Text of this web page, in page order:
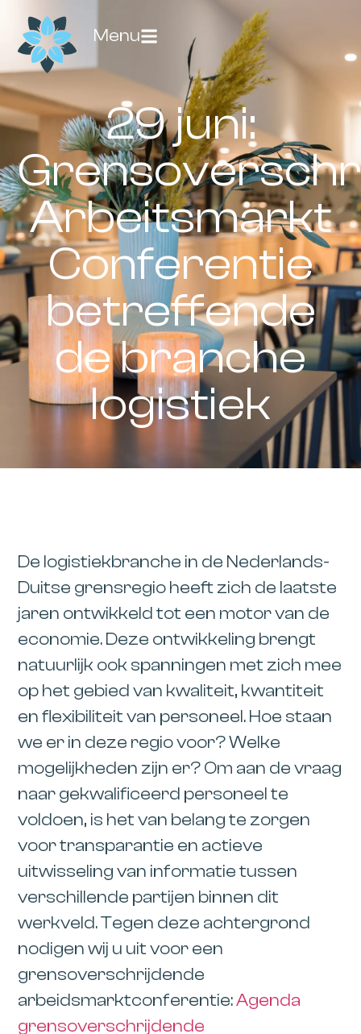
Menu
29 juni:
Arbeitsmarkt
Conferentie
betreffende
de branche
logistiek
De logistiekbranche in de Nederlands-
Duitse grensregio heeft zich de laatste
jaren ontwikkeld tot een motor van de
economie. Deze ontwikkeling brengt
natuurlijk ook spanningen met zich mee
op het gebied van kwaliteit, kwantiteit
en flexibiliteit van personeel. Hoe staan
we er in deze regio voor? Welke
mogelijkheden zijn er? Om aan de vraag
naar gekwalificeerd personeel te
voldoen, is het van belang te zorgen
voor transparantie en actieve
uitwisseling van informatie tussen
verschillende partijen binnen dit
werkveld. Tegen deze achtergrond
nodigen wij u uit voor een
grensoverschrijdende
arbeidsmarktconferentie:Agenda
grensoverschrijdende